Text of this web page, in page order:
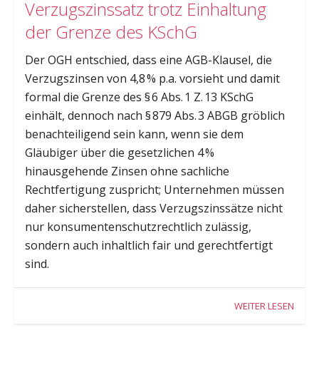
Verzugszinssatz trotz Einhaltung
der Grenze des KSchG
Der OGH entschied, dass eine AGB-Klausel, die
Verzugszinsen von 4,8 % p.a. vorsieht und damit
formal die Grenze des § 6 Abs. 1 Z. 13 KSchG
einhält, dennoch nach § 879 Abs. 3 ABGB gröblich
benachteiligend sein kann, wenn sie dem
Gläubiger über die gesetzlichen 4 %
hinausgehende Zinsen ohne sachliche
Rechtfertigung zuspricht; Unternehmen müssen
daher sicherstellen, dass Verzugszinssätze nicht
nur konsumentenschutzrechtlich zulässig,
sondern auch inhaltlich fair und gerechtfertigt
sind.
WEITER LESEN